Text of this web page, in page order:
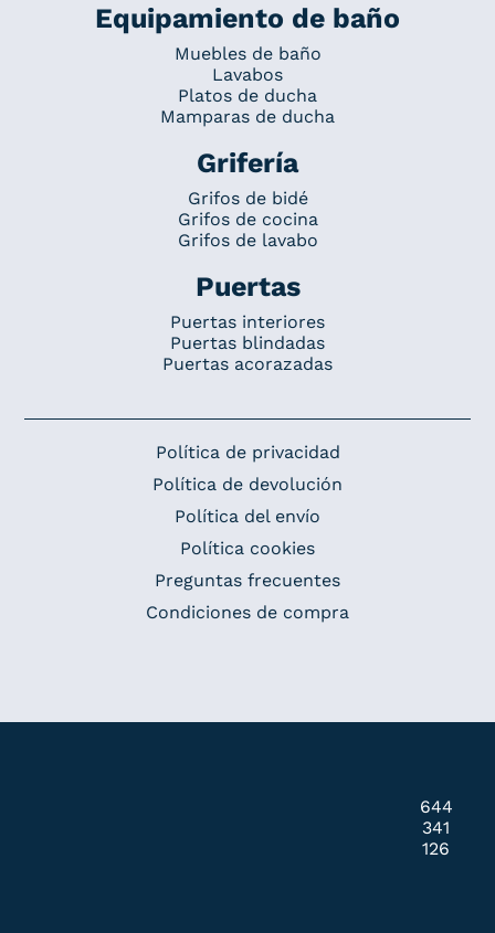
Equipamiento de baño
Muebles de baño
Lavabos
Platos de ducha
Mamparas de ducha
Grifería
Grifos de bidé
Grifos de cocina
Grifos de lavabo
Puertas
Puertas interiores
Puertas blindadas
Puertas acorazadas
Política de privacidad
Política de devolución
Política del envío
Política cookies
Preguntas frecuentes
Condiciones de compra
644
341
126